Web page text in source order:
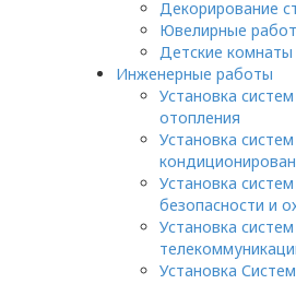
Декорирование
Ювелирные
Детские комнаты
Инженерные работы
Установка систем
отопления
Установка систем
Установка систем
безопасности и
Установка
Установка